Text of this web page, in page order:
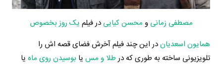
مصطفی زمانی و محسن کیایی در فیلم یک روز بخصوص
همایون اسعدیاندر این چند فیلم آخرش فضای قصه اش را
تلویزیونی ساخته به طوری که در طلا و مس یا بوسیدن روی ماه یا